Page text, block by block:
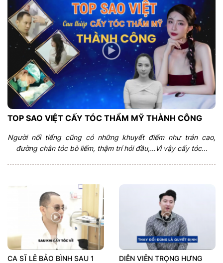
TOP SAO VIỆT CẤY TÓC THẨM MỸ THÀNH CÔNG
Người nổi tiếng cũng có những khuyết điểm như trán cao,
đường chân tóc bò liếm, thậm trí hói đầu,…Vì vậy cấy tóc...
CA SĨ LÊ BẢO BÌNH SAU 1
DIỄN VIÊN TRỌNG HƯNG